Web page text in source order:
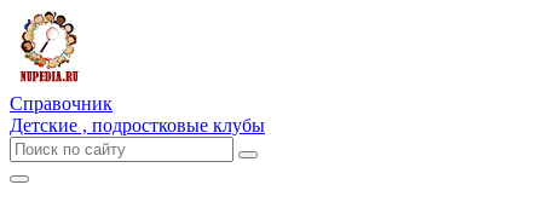
Справочник
Детские , подростковые клубы